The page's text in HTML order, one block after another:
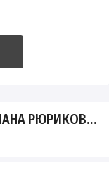
ТОКСИЧНАЯ БАБКА